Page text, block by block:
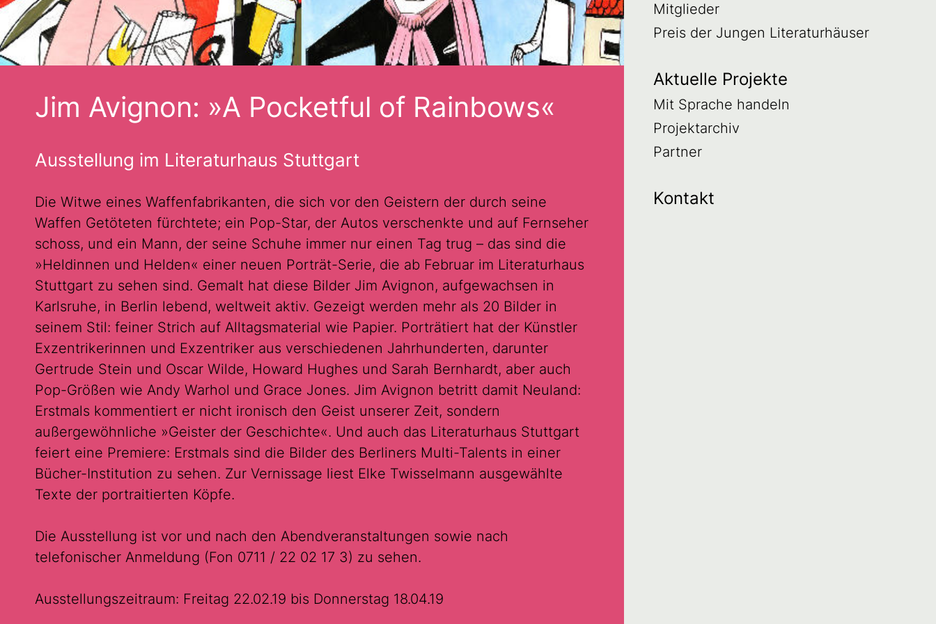
Jim Avignon: »A Pocketful of Rainbows«
Ausstellung im Literaturhaus Stuttgart
Die Witwe eines Waffenfabrikanten, die sich vor den Geistern der durch seine
Waffen Getöteten fürchtete; ein Pop-Star, der Autos verschenkte und auf Fernseher
schoss, und ein Mann, der seine Schuhe immer nur einen Tag trug – das sind die
»Heldinnen und Helden« einer neuen Porträt-Serie, die ab Februar im Literaturhaus
Stuttgart zu sehen sind. Gemalt hat diese Bilder Jim Avignon, aufgewachsen in
Karlsruhe, in Berlin lebend, weltweit aktiv. Gezeigt werden mehr als 20 Bilder in
seinem Stil: feiner Strich auf Alltagsmaterial wie Papier. Porträtiert hat der Künstler
Exzentrikerinnen und Exzentriker aus verschiedenen Jahrhunderten, darunter
Gertrude Stein und Oscar Wilde, Howard Hughes und Sarah Bernhardt, aber auch
Pop-Größen wie Andy Warhol und Grace Jones. Jim Avignon betritt damit Neuland:
Erstmals kommentiert er nicht ironisch den Geist unserer Zeit, sondern
außergewöhnliche »Geister der Geschichte«. Und auch das Literaturhaus Stuttgart
feiert eine Premiere: Erstmals sind die Bilder des Berliners Multi-Talents in einer
Bücher-Institution zu sehen. Zur Vernissage liest Elke Twisselmann ausgewählte
Texte der portraitierten Köpfe.
Die Ausstellung ist vor und nach den Abendveranstaltungen sowie nach
telefonischer Anmeldung (Fon 0711 / 22 02 17 3) zu sehen.
Ausstellungszeitraum: Freitag 22.02.19 bis Donnerstag 18.04.19
Mitglieder
Preis der Jungen Literaturhäuser
Aktuelle Projekte
Mit Sprache handeln
Projektarchiv
Partner
Kontakt